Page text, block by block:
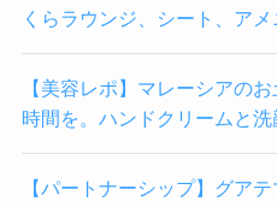
くらラウンジ、シート、ア
【美容レポ】マレーシアの
時間を。ハンドクリームと洗
【パートナーシップ】グア